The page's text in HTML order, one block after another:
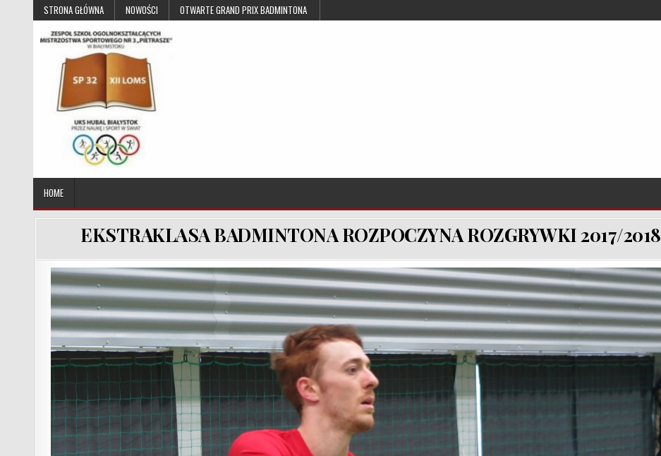
Skip to contentSTRONA GŁÓWNA NOWOŚCI OTWARTE GRAND PRIX BADMINTONA
UKS Hubal Białystok
HOME
EKSTRAKLASA BADMINTONA ROZPOCZYNA ROZGRYWKI 2017/2018